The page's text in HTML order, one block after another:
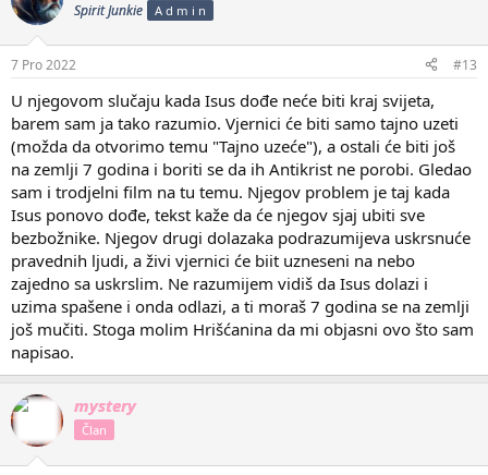
Spirit Junkie A d m i n
7 Pro 2022 #13
U njegovom slučaju kada Isus dođe neće biti kraj svijeta,
barem sam ja tako razumio. Vjernici će biti samo tajno uzeti
(možda da otvorimo temu "Tajno uzeće"), a ostali će biti još
na zemlji 7 godina i boriti se da ih Antikrist ne porobi. Gledao
sam i trodjelni film na tu temu. Njegov problem je taj kada
Isus ponovo dođe, tekst kaže da će njegov sjaj ubiti sve
bezbožnike. Njegov drugi dolazaka podrazumijeva uskrsnuće
pravednih ljudi, a živi vjernici će biit uzneseni na nebo
zajedno sa uskrslim. Ne razumijem vidiš da Isus dolazi i
uzima spašene i onda odlazi, a ti moraš 7 godina se na zemlji
još mučiti. Stoga molim Hrišćanina da mi objasni ovo što sam
napisao.
mystery
Član